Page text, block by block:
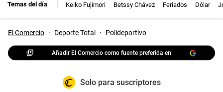
Temas del día Keiko Fujimori Betssy Chávez Feriados Dólar
El Comercio · Deporte Total · Polideportivo
Añadir El Comercio como fuente preferida en
Solo para suscriptores